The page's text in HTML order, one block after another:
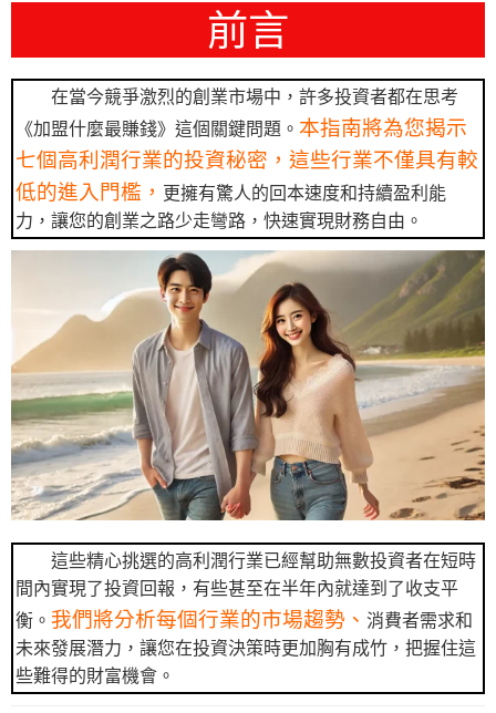
前言
在當今競爭激烈的創業市場中，許多投資者都在思考
《加盟什麼最賺錢》這個關鍵問題。 本指南將為您揭示
七個高利潤行業的投資秘密，這些行業不僅具有較
低的進入門檻， 更擁有驚人的回本速度和持續盈利能
力，讓您的創業之路少走彎路，快速實現財務自由。
這些精心挑選的高利潤行業已經幫助無數投資者在短時
間內實現了投資回報，有些甚至在半年內就達到了收支平
衡。 我們將分析每個行業的市場趨勢、 消費者需求和
未來發展潛力，讓您在投資決策時更加胸有成竹，把握住這
些難得的財富機會。